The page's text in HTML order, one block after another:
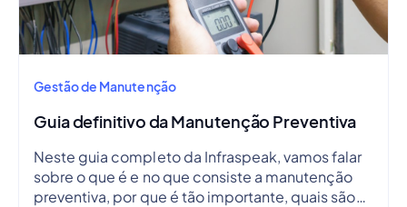
Gestão de Manutenção
Guia definitivo da Manutenção Preventiva
Neste guia completo da Infraspeak, vamos falar
sobre o que é e no que consiste a manutenção
preventiva, por que é tão importante, quais são